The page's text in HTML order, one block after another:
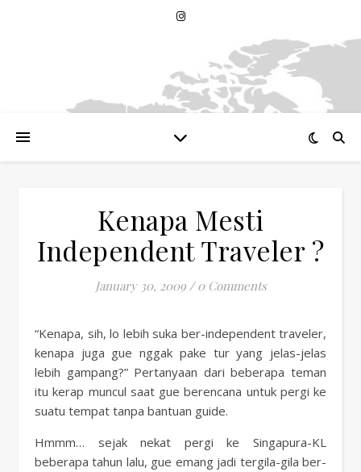
Kenapa Mesti
Independent Traveler ?
January 30, 2009 / 0 Comments
“Kenapa, sih, lo lebih suka ber-independent traveler,
kenapa juga gue nggak pake tur yang jelas-jelas
lebih gampang?” Pertanyaan dari beberapa teman
itu kerap muncul saat gue berencana untuk pergi ke
suatu tempat tanpa bantuan guide.
Hmmm… sejak nekat pergi ke Singapura-KL
beberapa tahun lalu, gue emang jadi tergila-gila ber-